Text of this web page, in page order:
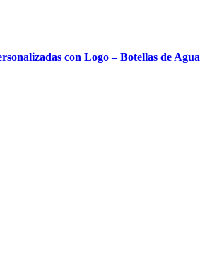
con Logo – Botellas de